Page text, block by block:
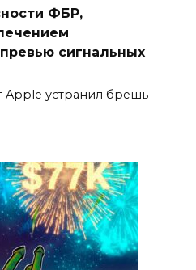
ФБР,
сигнальных
Apple устранил брешь